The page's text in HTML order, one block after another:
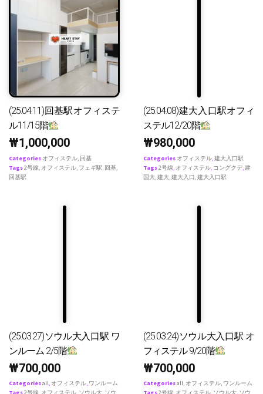
(25.04.11)回基駅オフィステ
ル11/15階
₩1,000,000
Categories オフィステル, 回基
Tags2号線, オフィステル, フェギ駅, 回基,
回基駅
(25.04.08)建大入口駅オフィ
ステル12/20階
₩980,000
Categories オフィステル,建大入口駅
Tags2号線, オフィステル, コングクデ,建
国大,建大,建大入口,建大入口駅
(25.03.27)ソウル大入口駅 ワ
ンルーム 2/5階
₩700,000
Categoriesall, オフィステル, ワンルーム
(25.03.24)ソウル大入口駅 オ
フィステル 9/20階
₩700,000
Categoriesall, オフィステル, ワンルーム